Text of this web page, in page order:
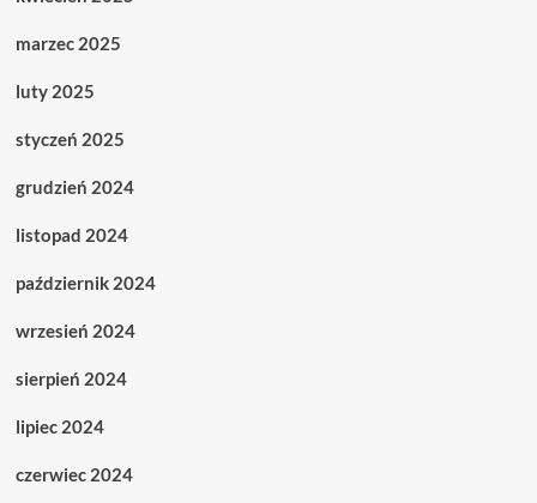
marzec 2025
luty 2025
styczeń 2025
grudzień 2024
listopad 2024
październik 2024
wrzesień 2024
sierpień 2024
lipiec 2024
czerwiec 2024